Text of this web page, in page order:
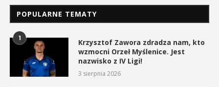
POPULARNE TEMATY
1
Krzysztof Zawora zdradza nam, kto
wzmocni Orzeł Myślenice. Jest
nazwisko z IV Ligi!
3 sierpnia 2026